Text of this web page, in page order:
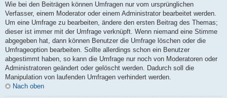
Wie bei den Beiträgen können Umfragen nur vom ursprünglichen
Verfasser, einem Moderator oder einem Administrator bearbeitet werden.
Um eine Umfrage zu bearbeiten, ändere den ersten Beitrag des Themas;
dieser ist immer mit der Umfrage verknüpft. Wenn niemand eine Stimme
abgegeben hat, dann können Benutzer die Umfrage löschen oder die
Umfrageoption bearbeiten. Sollte allerdings schon ein Benutzer
abgestimmt haben, so kann die Umfrage nur noch von Moderatoren oder
Administratoren geändert oder gelöscht werden. Dadurch soll die
Manipulation von laufenden Umfragen verhindert werden.
Nach oben